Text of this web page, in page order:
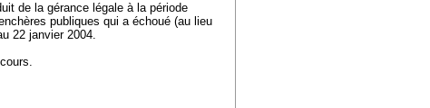
de la gérance légale à la période
publiques qui a échoué (au lieu
22 janvier 2004.